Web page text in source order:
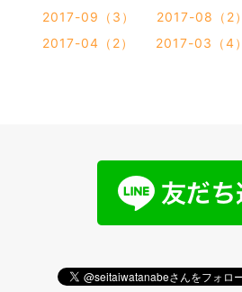
2017-09（3）
2017-08（2）
2017-04（2）
2017-03（4）